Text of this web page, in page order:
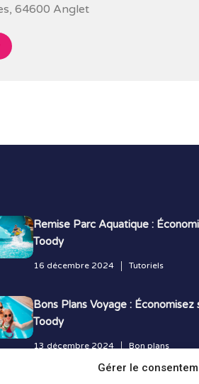
Gérer le
64600 Anglet
Remise Parc Aquatique :
Toody
16 décembre 2024 Tutoriels
Bons Plans Voyage : Économisez
Toody
13 décembre 2024 Bon plans